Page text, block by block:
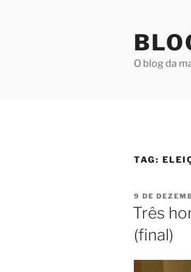
O blog da
TAG:
PUBLICADO
EM
9 DE
Três
(final)